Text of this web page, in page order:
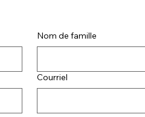
Nom de famille
Courriel